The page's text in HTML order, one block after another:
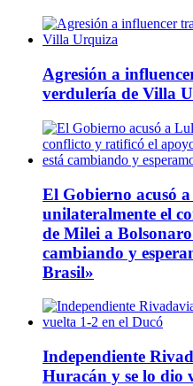
Agresión a
verdulería de Villa
El Gobierno acusó
unilateralmente el
de Milei a
cambiando y
Brasil»
Independiente
Huracán y se lo dio